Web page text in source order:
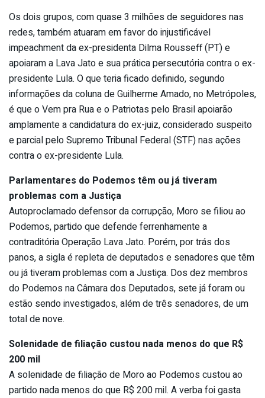
Os dois grupos, com quase 3 milhões de seguidores nas
redes, também atuaram em favor do injustificável
impeachment da ex-presidenta Dilma Rousseff (PT) e
apoiaram a Lava Jato e sua prática persecutória contra o ex-
presidente Lula. O que teria ficado definido, segundo
informações da coluna de Guilherme Amado, no Metrópoles,
é que o Vem pra Rua e o Patriotas pelo Brasil apoiarão
amplamente a candidatura do ex-juiz, considerado suspeito
e parcial pelo Supremo Tribunal Federal (STF) nas ações
contra o ex-presidente Lula.
Parlamentares do Podemos têm ou já tiveram
problemas com a Justiça
Autoproclamado defensor da corrupção, Moro se filiou ao
Podemos, partido que defende ferrenhamente a
contraditória Operação Lava Jato. Porém, por trás dos
panos, a sigla é repleta de deputados e senadores que têm
ou já tiveram problemas com a Justiça. Dos dez membros
do Podemos na Câmara dos Deputados, sete já foram ou
estão sendo investigados, além de três senadores, de um
total de nove.
Solenidade de filiação custou nada menos do que R$
200 mil
A solenidade de filiação de Moro ao Podemos custou ao
partido nada menos do que R$ 200 mil. A verba foi gasta